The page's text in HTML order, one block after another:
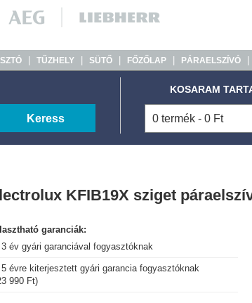
TŰZHELY SÜTŐ FŐZŐLAP PÁRAELSZÍVÓ
Keress
KOSARAM
0 termék - 0 Ft
KFIB19X sziget
garanciák:
3 év gyári garanciával fogyasztóknak
5 évre kiterjesztett gyári garancia fogyasztóknak
990 Ft)